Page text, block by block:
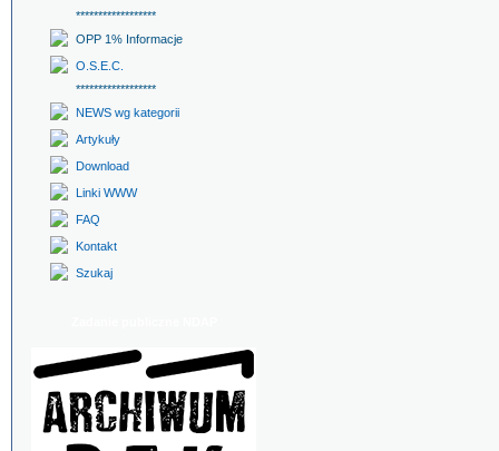
******************
OPP 1% Informacje
O.S.E.C.
******************
NEWS wg kategorii
Artykuły
Download
Linki WWW
FAQ
Kontakt
Szukaj